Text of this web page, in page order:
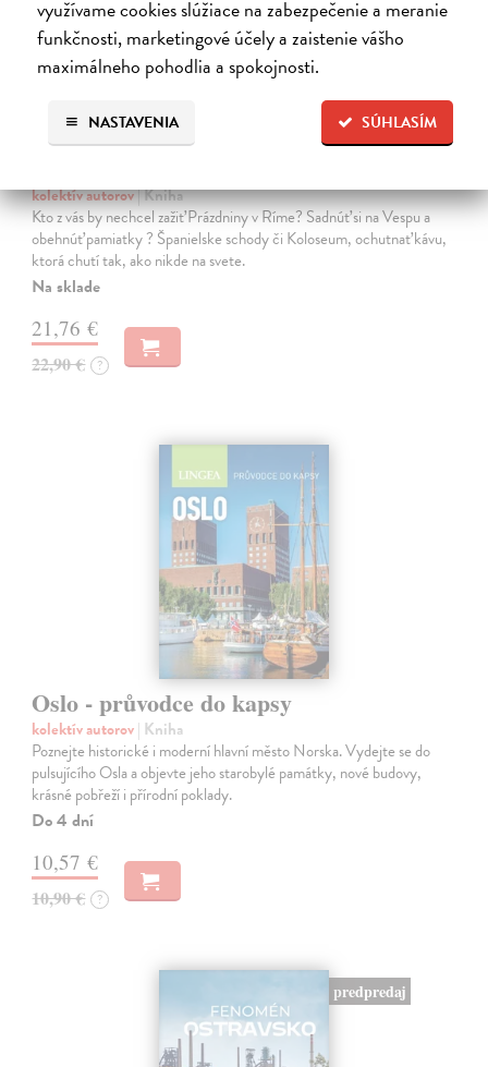
využívame cookies slúžiace na zabezpečenie a meranie
funkčnosti, marketingové účely a zaistenie vášho
maximálneho pohodlia a spokojnosti.
SÚHLASÍM
NASTAVENIA
kolektív autorov| Kniha
Kto z vás by nechcel zažiť Prázdniny v Ríme? Sadnúť si na Vespu a
obehnúť pamiatky ? Španielske schody či Koloseum, ochutnať kávu,
ktorá chutí tak, ako nikde na svete.
Na sklade
21,76 €
22,90 € ?
Oslo - průvodce do kapsy
kolektív autorov| Kniha
Poznejte historické i moderní hlavní město Norska. Vydejte se do
pulsujícího Osla a objevte jeho starobylé památky, nové budovy,
krásné pobřeží i přírodní poklady.
Do 4 dní
10,57 €
10,90 € ?
predpredaj